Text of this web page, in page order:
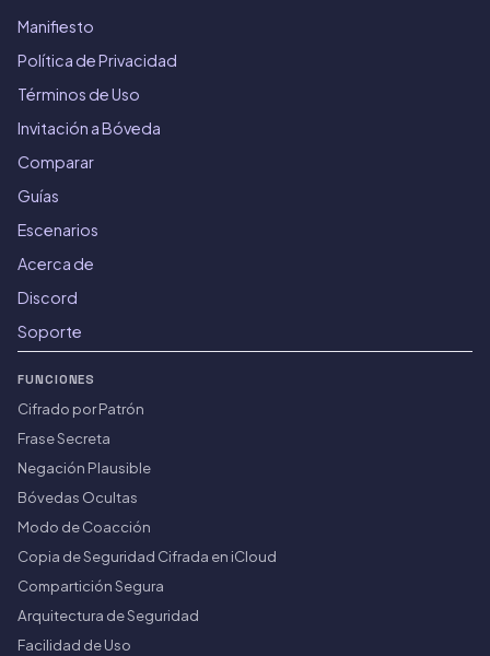
Manifiesto
Política de Privacidad
Términos de Uso
Invitación a Bóveda
Comparar
Guías
Escenarios
Acerca de
Discord
Soporte
FUNCIONES
Cifrado por Patrón
Frase Secreta
Negación Plausible
Bóvedas Ocultas
Modo de Coacción
Copia de Seguridad Cifrada en iCloud
Compartición Segura
Arquitectura de Seguridad
Facilidad de Uso